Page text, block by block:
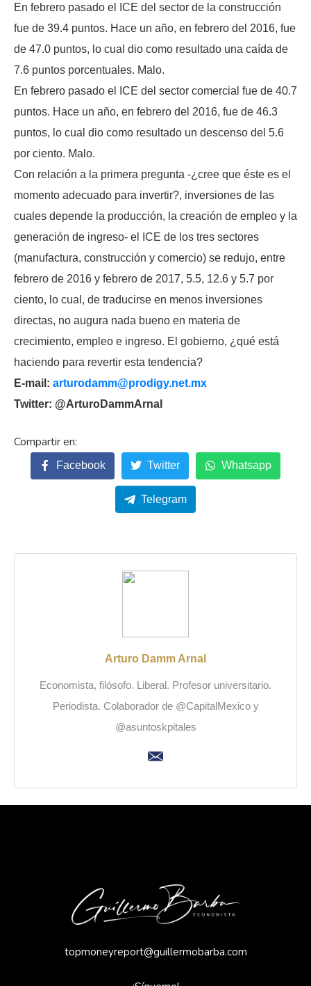
En febrero pasado el ICE del sector de la construcción
fue de 39.4 puntos. Hace un año, en febrero del 2016, fue
de 47.0 puntos, lo cual dio como resultado una caída de
7.6 puntos porcentuales. Malo.
En febrero pasado el ICE del sector comercial fue de 40.7
puntos. Hace un año, en febrero del 2016, fue de 46.3
puntos, lo cual dio como resultado un descenso del 5.6
por ciento. Malo.
Con relación a la primera pregunta -¿cree que éste es el
momento adecuado para invertir?, inversiones de las
cuales depende la producción, la creación de empleo y la
generación de ingreso- el ICE de los tres sectores
(manufactura, construcción y comercio) se redujo, entre
febrero de 2016 y febrero de 2017, 5.5, 12.6 y 5.7 por
ciento, lo cual, de traducirse en menos inversiones
directas, no augura nada bueno en materia de
crecimiento, empleo e ingreso. El gobierno, ¿qué está
haciendo para revertir esta tendencia?
E-mail: arturodamm@prodigy.net.mx
Twitter: @ArturoDammArnal
Facebook Twitter Whatsapp
Telegram
Arturo Damm Arnal
Economista, filósofo. Liberal. Profesor universitario.
Periodista. Colaborador de @CapitalMexico y
@asuntoskpitales
topmoneyreport@guillermobarba.com